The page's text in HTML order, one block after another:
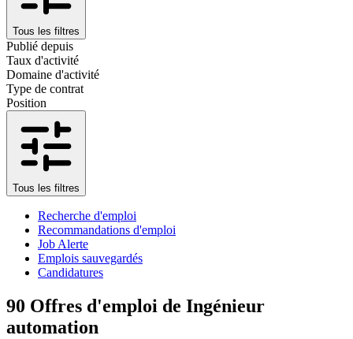
Tous les filtres
Publié depuis
Taux d'activité
Domaine d'activité
Type de contrat
Position
Tous les filtres
Recherche d'emploi
Recommandations d'emploi
Job Alerte
Emplois sauvegardés
Candidatures
90 Offres d'emploi de Ingénieur
automation